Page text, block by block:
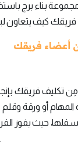
بناء برج
كيف يتعاون
مِن تكليف
أو ورقة وقلم
حيث يفوز